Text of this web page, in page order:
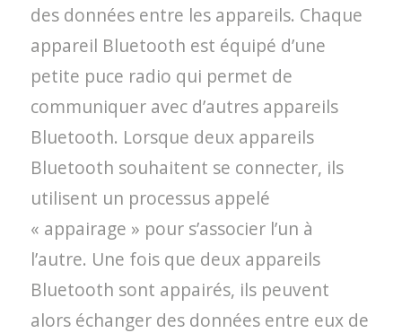
des données entre les appareils. Chaque
appareil Bluetooth est équipé d’une
petite puce radio qui permet de
communiquer avec d’autres appareils
Bluetooth. Lorsque deux appareils
Bluetooth souhaitent se connecter, ils
utilisent un processus appelé
« appairage » pour s’associer l’un à
l’autre. Une fois que deux appareils
Bluetooth sont appairés, ils peuvent
alors échanger des données entre eux de